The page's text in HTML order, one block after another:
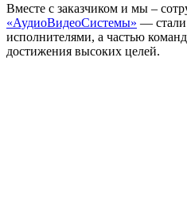
Вместе с заказчиком и мы –
«АудиоВидеоСистемы» — стали
исполнителями, а частью
достижения высоких целей.